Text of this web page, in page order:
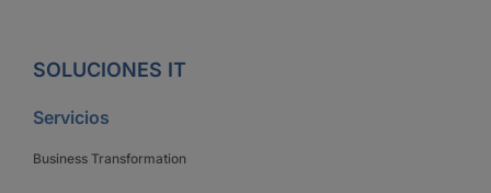
SOLUCIONES IT
Servicios
Business Transformation